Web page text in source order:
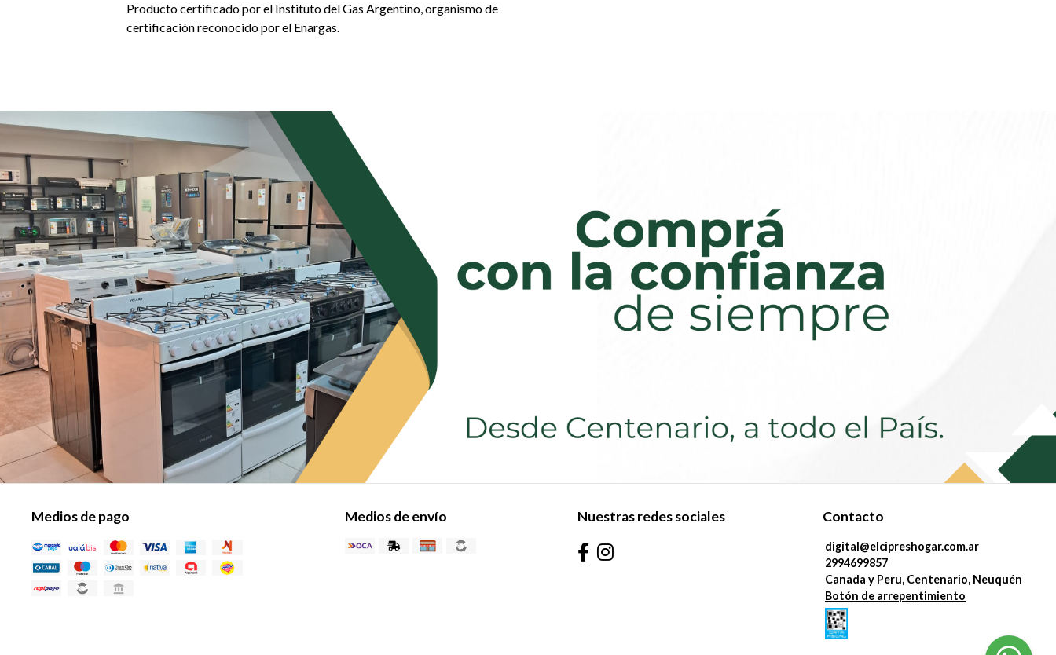
Producto certificado por el Instituto del Gas Argentino, organismo de
certificación reconocido por el Enargas.
Medios de pago Medios de envío Nuestras redes sociales Contacto
digital@elcipreshogar.com.ar
2994699857
Canada y Peru, Centenario, Neuquén
Botón de arrepentimiento